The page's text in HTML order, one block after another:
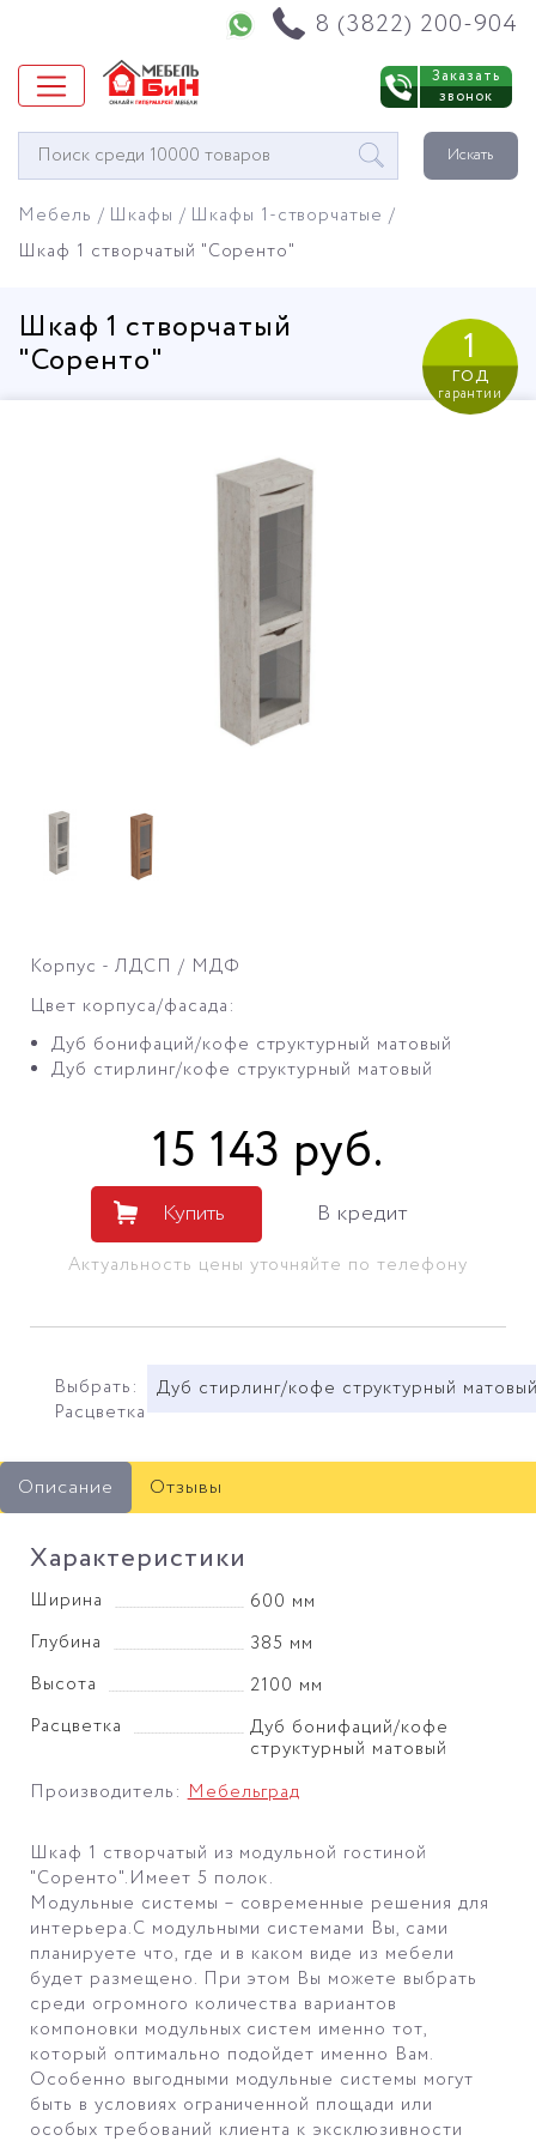
8 (3822) 200-904
Заказать
звонок
Окно
поиска
Искать
Мебель Шкафы
Шкафы 1-створчатые
Шкаф 1 створчатый "Соренто"
Шкаф 1 створчатый
"Соренто"
1
год
гарантии
Корпус - ЛДСП / МДФ
Цвет корпуса/фасада:
Дуб бонифаций/кофе структурный матовый
Дуб стирлинг/кофе структурный матовый
15 143 руб.
Купить В кредит
Актуальность цены уточняйте по телефону
Выбрать:
Расцветка
Дуб стирлинг/кофе структурный
Описание Отзывы
Характеристики
Ширина
600 мм
Глубина
385 мм
Высота
2100 мм
Расцветка
Дуб бонифаций/кофе
структурный матовый
Производитель:Мебельград
Шкаф 1 створчатый из модульной гостиной
"Соренто".Имеет 5 полок.
Модульные системы – современные решения для
интерьера.С модульными системами Вы, сами
планируете что, где и в каком виде из мебели
будет размещено. При этом Вы можете выбрать
среди огромного количества вариантов
компоновки модульных систем именно тот,
который оптимально подойдет именно Вам.
Особенно выгодными модульные системы могут
быть в условиях ограниченной площади или
особых требований клиента к эксклюзивности